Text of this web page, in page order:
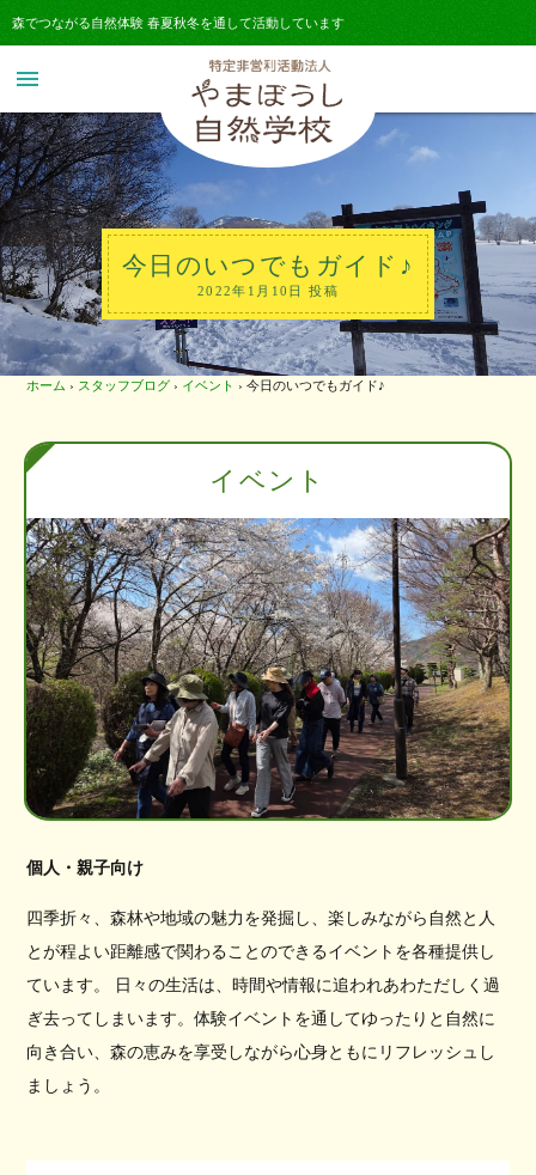
森でつながる自然体験 春夏秋冬を通して活動しています
menu
今日のいつでもガイド♪
2022年1月10日 投稿
ホーム › スタッフブログ › イベント › 今日のいつでもガイド♪
イベント
個人・親子向け
四季折々、森林や地域の魅力を発掘し、楽しみながら自然と人
とが程よい距離感で関わることのできるイベントを各種提供し
ています。 日々の生活は、時間や情報に追われあわただしく過
ぎ去ってしまいます。体験イベントを通してゆったりと自然に
向き合い、森の恵みを享受しながら心身ともにリフレッシュし
ましょう。